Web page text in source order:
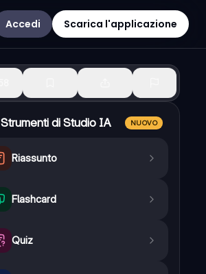
Accedi Scarica l'applicazione
Strumenti di Studio IA NUOVO
Riassunto
Flashcard
Quiz